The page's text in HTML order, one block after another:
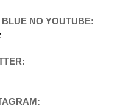
NO YOUTUBE: